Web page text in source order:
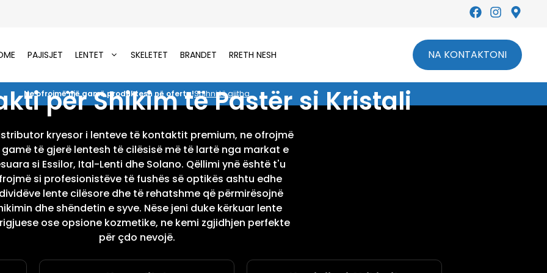
PAJISJET LENTET SKELETET BRANDET RRETH NESH NA KONTAKTONI
Ne ofrojmë një gamë produktesh në oferta!Shihni të gjitha
për Shikim të Pastër si Kristali
kryesor i lenteve të kontaktit premium, ne ofrojmë
gamë të gjerë lentesh të cilësisë më të lartë nga markat e
si Essilor, Ital-Lenti dhe Solano. Qëllimi ynë është t'u
si profesionistëve të fushës së optikës ashtu edhe
lente cilësore dhe të rehatshme që përmirësojnë
dhe shëndetin e syve. Nëse jeni duke kërkuar lente
ose opsione kozmetike, ne kemi zgjidhjen perfekte
për çdo nevojë.